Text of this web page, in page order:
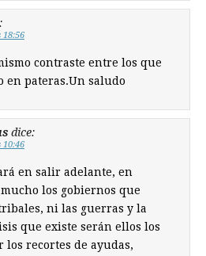
18:56
contraste entre los que
en pateras.Un saludo
dice:
10:46
en salir adelante, en
los gobiernos que
ni las guerras y la
que existe serán ellos los
los recortes de ayudas,